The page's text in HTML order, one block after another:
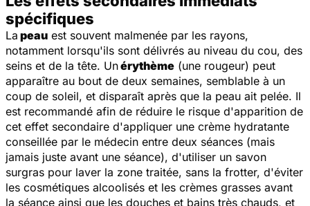
spécifiques
La peau est souvent malmenée par les rayons,
notamment lorsqu'ils sont délivrés au niveau du cou, des
seins et de la tête. Unérythème (une rougeur) peut
apparaître au bout de deux semaines, semblable à un
coup de soleil, et disparaît après que la peau ait pelée. Il
est recommandé afin de réduire le risque d'apparition de
cet effet secondaire d'appliquer une crème hydratante
conseillée par le médecin entre deux séances (mais
jamais juste avant une séance), d'utiliser un savon
surgras pour laver la zone traitée, sans la frotter, d'éviter
les cosmétiques alcoolisés et les crèmes grasses avant
la séance ainsi que les douches et bains très chauds, et